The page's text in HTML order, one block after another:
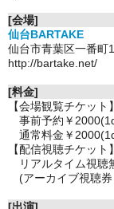
[会場]
仙台BARTAKE
仙台市青葉区一番町
http://bartake.net/
[料金]
【会場観覧チケット】
事前予約￥
通常料金￥
【配信視聴チケット】
リアルタイム視聴
(アーカイブ視聴券